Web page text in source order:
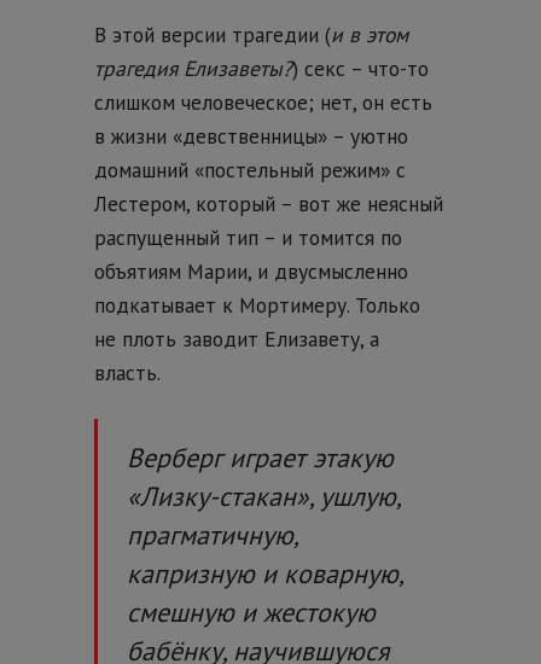
В этой версии трагедии (и в этом
трагедия Елизаветы?) секс – что-то
слишком человеческое; нет, он есть
в жизни «девственницы» – уютно
домашний «постельный режим» с
Лестером, который – вот же неясный
распущенный тип – и томится по
объятиям Марии, и двусмысленно
подкатывает к Мортимеру. Только
не плоть заводит Елизавету, а
власть.
Верберг играет этакую
«Лизку-стакан», ушлую,
прагматичную,
капризную и коварную,
смешную и жестокую
бабёнку, научившуюся